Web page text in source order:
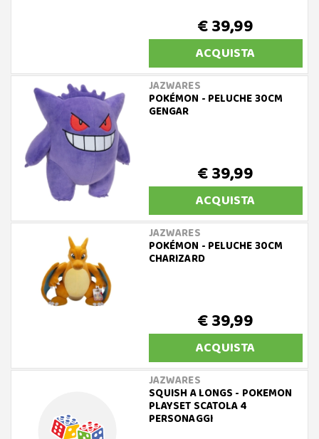
€ 39,99
ACQUISTA
JAZWARES
POKÉMON - PELUCHE 30CM
GENGAR
€ 39,99
ACQUISTA
JAZWARES
POKÉMON - PELUCHE 30CM
CHARIZARD
€ 39,99
ACQUISTA
JAZWARES
SQUISH A LONGS - POKEMON
PLAYSET SCATOLA 4
PERSONAGGI